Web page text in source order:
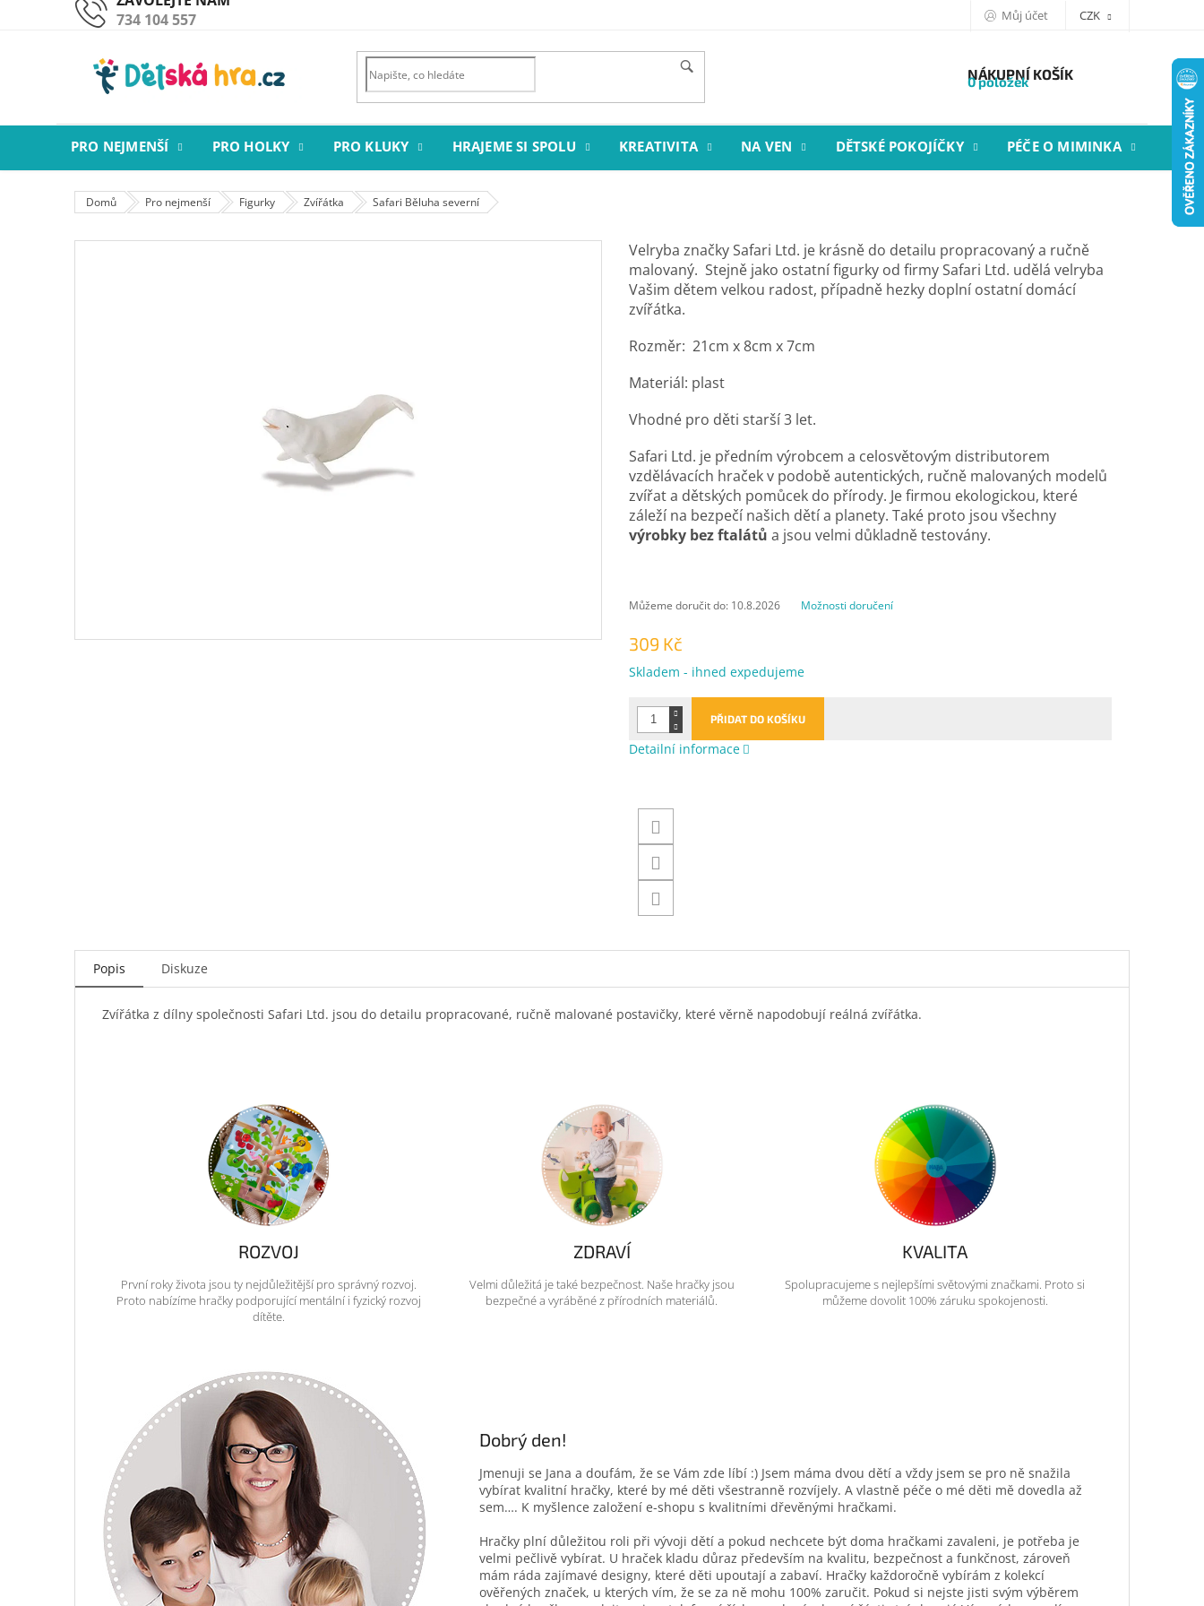
734 104 557 Můj účet CZK
NÁKUPNÍ KOŠÍK
0 položek
PRO NEJMENŠÍ PRO HOLKY PRO KLUKY HRAJEME SI SPOLU KREATIVITA NA VEN DĚTSKÉ POKOJÍČKY PÉČE O MIMINKA
Domů Pro nejmenší Figurky Zvířátka Safari Běluha severní
309 Kč
Měrná
Skladem - ihned expedujeme
Můžeme doručit do: 10.8.2026 Možnosti doručení
PŘIDAT DO KOŠÍKU
Velryba značky Safari Ltd. je krásně do detailu propracovaný a ručně
malovaný. Stejně jako ostatní figurky od firmy Safari Ltd. udělá velryba
Vašim dětem velkou radost, případně hezky doplní ostatní domácí
zvířátka.
Rozměr: 21cm x 8cm x 7cm
Materiál: plast
Vhodné pro děti starší 3 let.
Safari Ltd. je předním výrobcem a celosvětovým distributorem
vzdělávacích hraček v podobě autentických, ručně malovaných modelů
zvířat a dětských pomůcek do přírody. Jefirmou ekologickou, které
záleží na bezpečí našich dětí a planety. Také proto jsou všechny
výrobky bez ftalátů a jsou velmi důkladně testovány.
Detailní informace
Popis Diskuze
Zvířátka z dílny společnosti Safari Ltd. jsou do detailu propracované, ručně malované postavičky, které věrně napodobují reálná zvířátka.
ROZVOJ
První roky života jsou ty nejdůležitější pro správný rozvoj.
Proto nabízíme hračky podporující mentální i fyzický rozvoj
dítěte.
ZDRAVÍ
Velmi důležitá je také bezpečnost. Naše hračky jsou
bezpečné a vyráběné z přírodních materiálů.
KVALITA
Spolupracujeme s nejlepšími světovými značkami. Proto si
můžeme dovolit 100% záruku spokojenosti.
Dobrý den!
Jmenuji se Jana a doufám, že se Vám zde líbí :) Jsem máma dvou dětí a vždy jsem se pro ně snažila
vybírat kvalitní hračky, které by mé děti všestranně rozvíjely. A vlastně péče o mé děti mě dovedla až
sem…. K myšlence založení e-shopu s kvalitními dřevěnými hračkami.
Hračky plní důležitou roli při vývoji dětí a pokud nechcete být doma hračkami zavaleni, je potřeba je
velmi pečlivě vybírat. U hraček kladu důraz především na kvalitu, bezpečnost a funkčnost, zároveň
mám ráda zajímavé designy, které děti upoutají a zabaví. Hračky každoročně vybírám z kolekcí
ověřených značek, u kterých vím, že se za ně mohu 100% zaručit. Pokud si nejste jisti svým výběrem